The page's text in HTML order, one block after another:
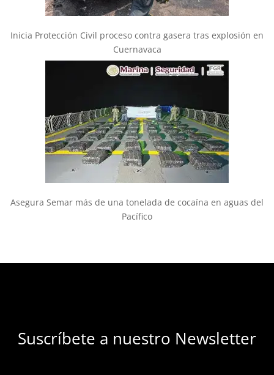
Inicia Protección Civil proceso contra gasera tras explosión en
Cuernavaca
Asegura Semar más de una tonelada de cocaína en aguas del
Pacífico
Suscríbete a nuestro Newsletter